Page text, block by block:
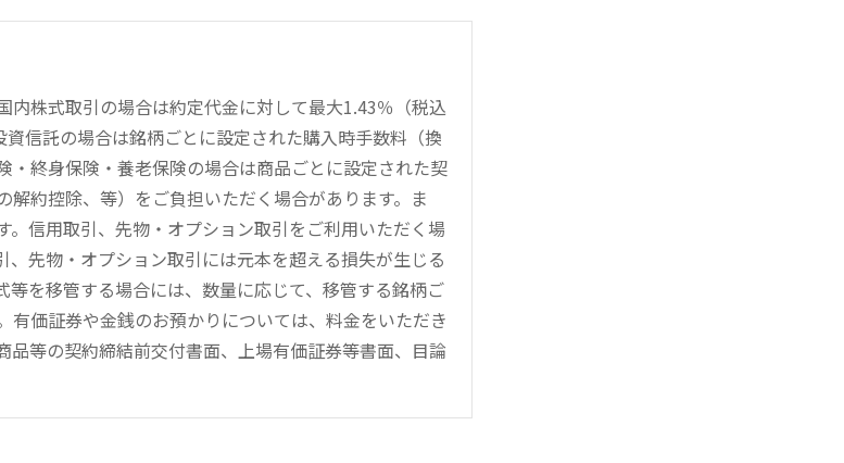
株式取引の場合は約定代金に対して最大1.43％（税込
信託の場合は銘柄ごとに設定された購入時手数料（換
終身保険・養老保険の場合は商品ごとに設定された契
約控除、等）をご負担いただく場合があります。ま
信用取引、先物・オプション取引をご利用いただく場
先物・オプション取引には元本を超える損失が生じる
を移管する場合には、数量に応じて、移管する銘柄ご
価証券や金銭のお預かりについては、料金をいただき
等の契約締結前交付書面、上場有価証券等書面、目論